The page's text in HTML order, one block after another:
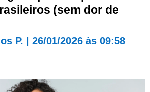
(sem dor de
P. 26/01/2026 às 09:58